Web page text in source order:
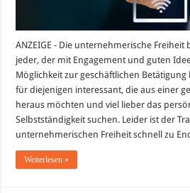
ANZEIGE - Die unternehmerische Freiheit
jeder, der mit Engagement und guten
Möglichkeit zur geschäftlichen
für diejenigen interessant, die aus einer
heraus möchten und viel lieber das
Selbstständigkeit suchen. Leider ist der
unternehmerischen Freiheit schnell zu
Weiterlesen »